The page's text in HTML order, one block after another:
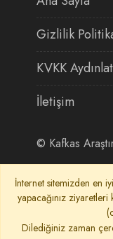
Gizlilik
KVKK
İletişim
© Kafkas
İnternet sitemizden en
yapacağınız
Dilediğiniz zaman